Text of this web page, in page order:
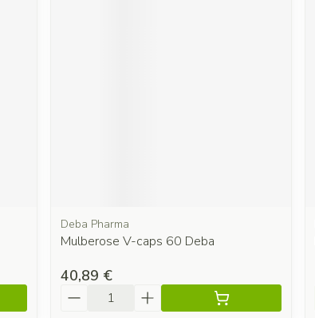
Deba Pharma
Mulberose V-caps 60 Deba
40,89 €
Quantité